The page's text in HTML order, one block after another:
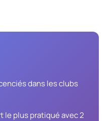
dans les clubs
le plus pratiqué avec 2